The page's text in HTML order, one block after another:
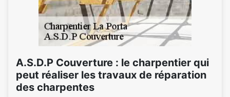
A.S.D.P Couverture : le charpentier qui
peut réaliser les travaux de réparation
des charpentes